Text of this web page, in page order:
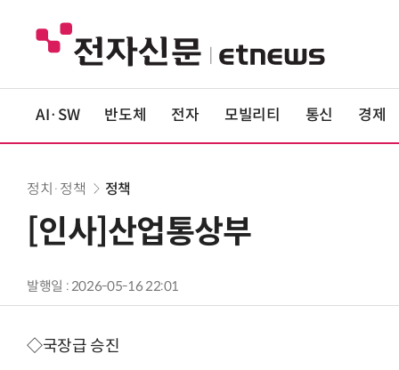
AI·SW 반도체 전자 모빌리티 통신 경제
정치·정책 정책
[인사]산업통상부
발행일 : 2026-05-16 22:01
◇국장급 승진